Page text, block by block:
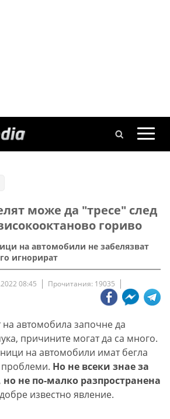
може да "тресе" след
гориво
на автомобили не забелязват
игнорират
08:45 Прочитания: 19035
на автомобила започне да
причините могат да са много.
на автомобили имат бегла
проблеми. Но не всеки знае за
но не по-малко разпространена
известно явление.